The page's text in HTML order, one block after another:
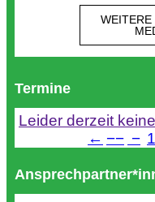
WEITERE
Termine
Leider derzeit
← −− −